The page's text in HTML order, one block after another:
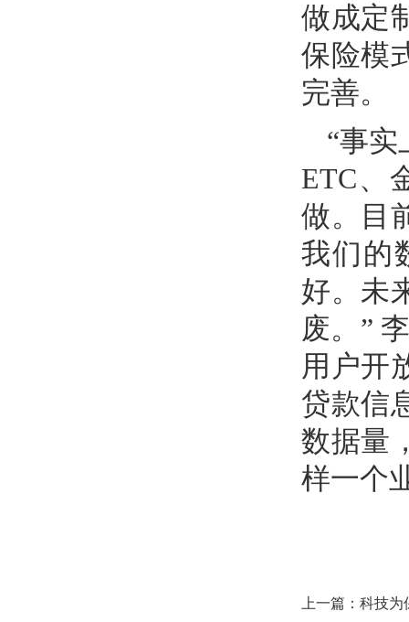
做成定
保险模
完善。
“事
ETC、
做。目
我们的
好。未
废。”
用户开
贷款信
数据量
样一个
上一篇： 科技为